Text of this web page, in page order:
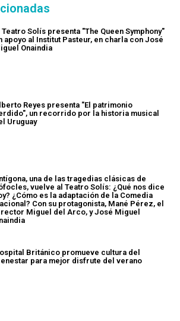
Teatro Solís presenta "The Queen Symphony"
apoyo al Institut Pasteur, en charla con José
Onaindia
Reyes presenta "El patrimonio
un recorrido por la historia musical
Uruguay
una de las tragedias clásicas de
vuelve al Teatro Solís: ¿Qué nos dice
¿Cómo es la adaptación de la Comedia
Con su protagonista, Mané Pérez, el
Miguel del Arco, y José Miguel
Británico promueve cultura del
para mejor disfrute del verano